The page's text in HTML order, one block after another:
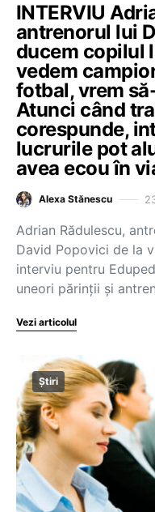
INTERVIU
antrenorul lui
ducem copilul
vedem
fotbal, vrem
Atunci când
corespunde,
lucrurile pot
avea ecou în
Alexa Stănescu
Adrian Rădulescu,
David Popovici de la
interviu pentru
uneori părinții și
Vezi articolul
Știri